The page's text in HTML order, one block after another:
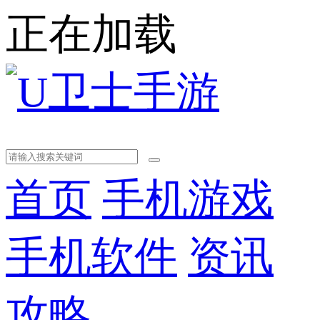
正在加载
首页 手机游戏
手机软件 资讯